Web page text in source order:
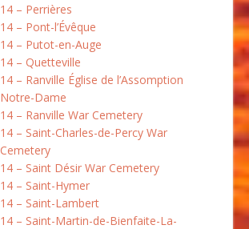
14 – Perrières
14 – Pont-l’Évêque
14 – Putot-en-Auge
14 – Quetteville
14 – Ranville Église de l’Assomption
Notre-Dame
14 – Ranville War Cemetery
14 – Saint-Charles-de-Percy War
Cemetery
14 – Saint Désir War Cemetery
14 – Saint-Hymer
14 – Saint-Lambert
14 – Saint-Martin-de-Bienfaite-La-